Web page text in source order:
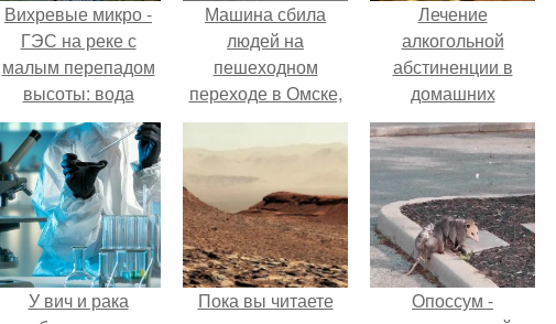
Вихревые микро -
ГЭС на реке с
малым перепадом
высоты: вода
закручивается в
бетонной камере и
вращает
вертикальную
турбину.
Машина сбила
людей на
пешеходном
переходе в Омске,
пострадали 8
человек.
Лечение
алкогольной
абстиненции в
домашних
условиях. Как снять
похмельный
синдром в
домашних условиях
У вич и рака
Пока вы читаете
Опоссум -